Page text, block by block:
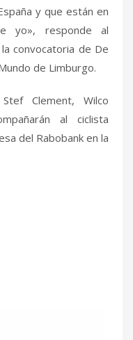
y que están en
yo», responde al
convocatoria de De
de Limburgo.
Clement, Wilco
al ciclista
del Rabobank en la